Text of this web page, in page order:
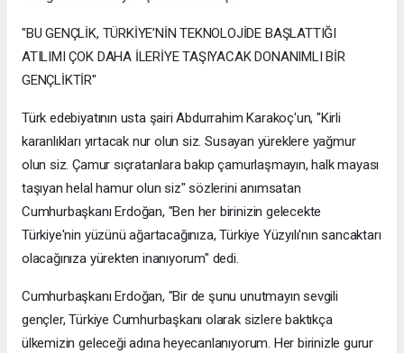
"BU GENÇLİK, TÜRKİYE’NİN TEKNOLOJİDE BAŞLATTIĞI
ATILIMI ÇOK DAHA İLERİYE TAŞIYACAK DONANIMLI BİR
GENÇLİKTİR"
Türk edebiyatının usta şairi Abdurrahim Karakoç'un, "Kirli
karanlıkları yırtacak nur olun siz. Susayan yüreklere yağmur
olun siz. Çamur sıçratanlara bakıp çamurlaşmayın, halk mayası
taşıyan helal hamur olun siz" sözlerini anımsatan
Cumhurbaşkanı Erdoğan, "Ben her birinizin gelecekte
Türkiye'nin yüzünü ağartacağınıza, Türkiye Yüzyılı'nın sancaktarı
olacağınıza yürekten inanıyorum" dedi.
Cumhurbaşkanı Erdoğan, "Bir de şunu unutmayın sevgili
gençler, Türkiye Cumhurbaşkanı olarak sizlere baktıkça
ülkemizin geleceği adına heyecanlanıyorum. Her birinizle gurur